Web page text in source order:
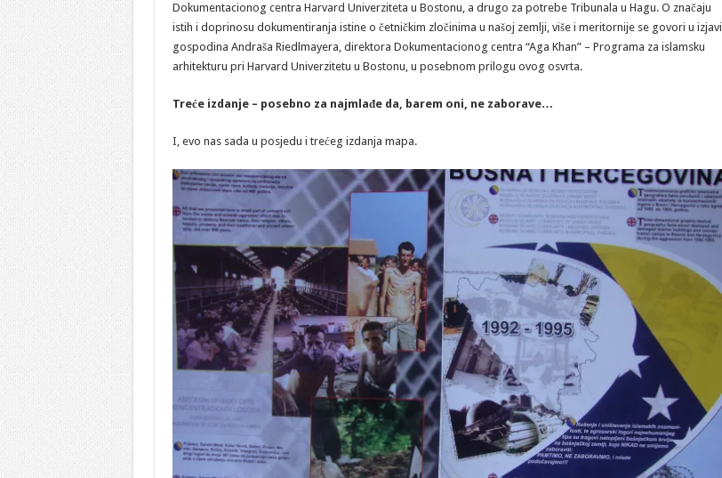
Dokumentacionog centra Harvard Univerziteta u Bostonu, a drugo za potrebe Tribunala u Hagu. O značaju
istih i doprinosu dokumentiranja istine o četničkim zločinima u našoj zemlji, više i meritornije se govori u izjavi
gospodina Andraša Riedlmayera, direktora Dokumentacionog centra “Aga Khan” – Programa za islamsku
arhitekturu pri Harvard Univerzitetu u Bostonu, u posebnom prilogu ovog osvrta.
Treće izdanje – posebno za najmlađe da, barem oni, ne zaborave…
I, evo nas sada u posjedu i trećeg izdanja mapa.